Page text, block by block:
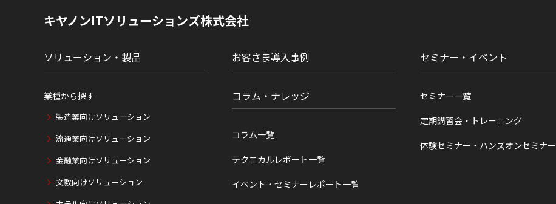
キヤノンITソリューションズ株式会社
ソリューション・製品
業種から探す
製造業向けソリューション
流通業向けソリューション
金融業向けソリューション
文教向けソリューション
お客さま導入事例
コラム・ナレッジ
コラム一覧
テクニカルレポート一覧
イベント・セミナーレポート一覧
セミナー・イベント
セミナー一覧
定期講習会・トレーニング
体験セミナー・ハンズオンセミナー